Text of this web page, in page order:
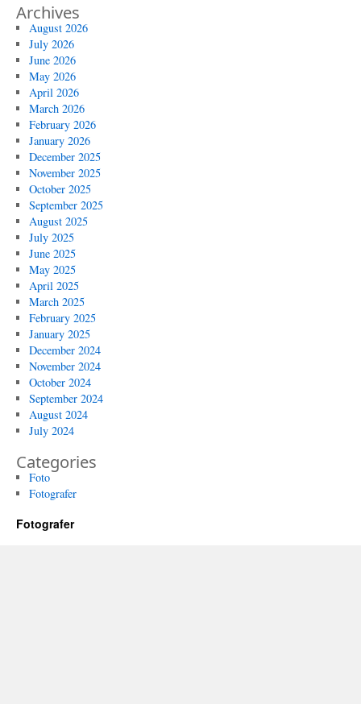
Archives
August 2026
July 2026
June 2026
May 2026
April 2026
March 2026
February 2026
January 2026
December 2025
November 2025
October 2025
September 2025
August 2025
July 2025
June 2025
May 2025
April 2025
March 2025
February 2025
January 2025
December 2024
November 2024
October 2024
September 2024
August 2024
July 2024
Categories
Foto
Fotografer
Fotografer